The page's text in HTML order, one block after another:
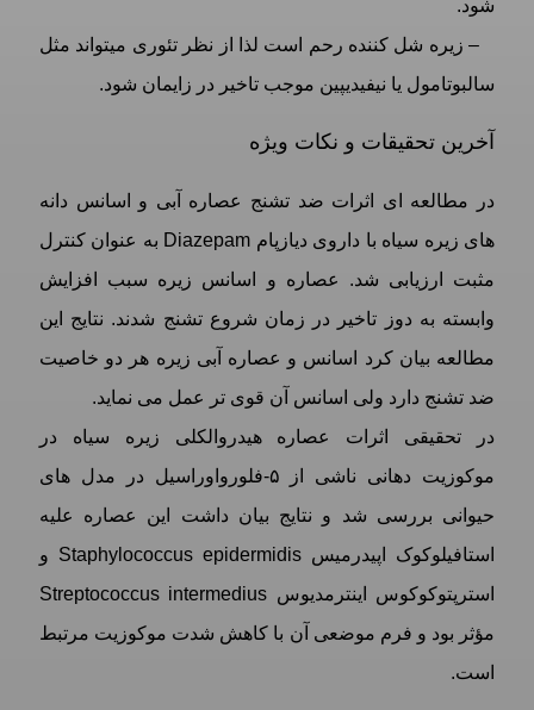
شود.
– زیره شل کننده رحم است لذا از نظر تئوری میتواند مثل
سالبوتامول يا نیفیدیپین موجب تاخیر در زایمان شود.
آخرین تحقیقات و نکات ویژه
در مطالعه ای اثرات ضد تشنج عصاره آبی و اسانس دانه
های زیره سیاه با داروی دیازپام Diazepam به عنوان کنترل
مثبت ارزیابی شد. عصاره و اسانس زیره سبب افزایش
وابسته به دوز تاخیر در زمان شروع تشنج شدند. نتایج این
مطالعه بیان کرد اسانس و عصاره آبی زیره هر دو خاصیت
ضد تشنج دارد ولی اسانس آن قوی تر عمل می نماید.
در تحقیقی اثرات عصاره هیدروالکلی زیره سیاه در
موکوزیت دهانی ناشی از ۵-فلورواوراسیل در مدل های
حیوانی بررسی شد و نتایج بیان داشت این عصاره علیه
استافیلوکوک اپیدرمیس Staphylococcus epidermidis و
استرپتوکوکوس اینترمدیوس Streptococcus intermedius
مؤثر بود و فرم موضعی آن با کاهش شدت موکوزیت مرتبط
است.